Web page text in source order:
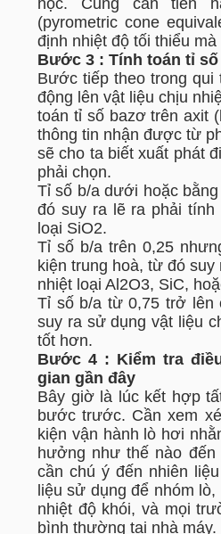
học. Cũng cần tiến
(pyrometric cone
định nhiệt độ tối thiểu
Bước 3 : Tính toán tỉ
Bước tiếp theo trong
động lên vật liệu chịu
toán tỉ số bazơ trên axit
thông tin nhận được từ
sẽ cho ta biết xuất phát
phải chọn.
Tỉ số b/a dưới hoặc
đó suy ra lẽ ra phải
loại SiO2.
Tỉ số b/a trên 0,25
kiện trung hoà, từ đó
nhiệt loại Al2O3, SiC,
Tỉ số b/a từ 0,75 trở lên
suy ra sử dụng vật liệu
tốt hơn.
Bước 4 : Kiểm tra
gian gần đây
Bây giờ là lúc kết hợp
bước trước. Cần xem
kiện vận hành lò hơi
hưởng như thế nào
cần chú ý đến nhiên
liệu sử dụng để nhóm
nhiệt độ khói, và mọi
bình thường tại nhà máy.